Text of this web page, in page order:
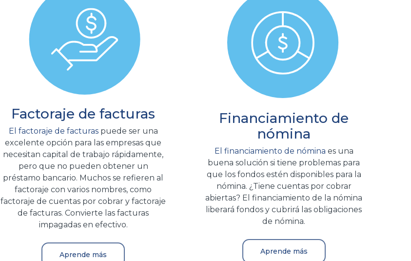
Factoraje de facturas
El factoraje de facturaspuede ser una
excelente opción para las empresas que
necesitan capital de trabajo rápidamente,
pero que no pueden obtener un
préstamo bancario. Muchos se refieren al
factoraje con varios nombres, como
factoraje de cuentas por cobrar y factoraje
de facturas.Convierte las facturas
impagadas en efectivo.
Aprende más
Financiamiento de
nómina
El financiamiento de nómina es una
buena solución si tiene problemas para
que los fondos estén disponibles para la
nómina. ¿Tiene cuentas por cobrar
abiertas? El financiamiento de la nómina
liberará fondos y cubrirá las obligaciones
de nómina.
Aprende más